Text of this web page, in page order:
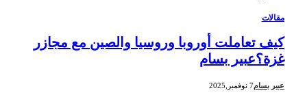
مقالات
كيف تعاملت أوروبا وروسيا والصين مع مجازر
غزة؟عبير بسام
عبير بسام7 نوفمبر,2025